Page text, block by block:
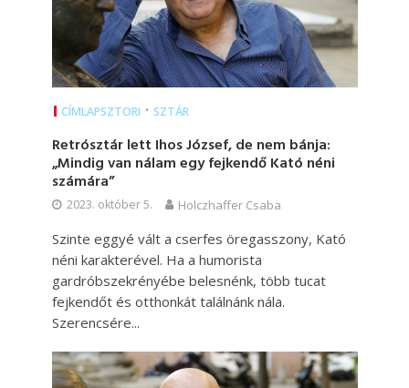
CÍMLAPSZTORI • SZTÁR
Retrósztár lett Ihos József, de nem bánja:
„Mindig van nálam egy fejkendő Kató néni
számára”
2023. október 5. Holczhaffer Csaba
Szinte eggyé vált a cserfes öregasszony, Kató
néni karakterével. Ha a humorista
gardróbszekrényébe belesnénk, több tucat
fejkendőt és otthonkát találnánk nála.
Szerencsére...